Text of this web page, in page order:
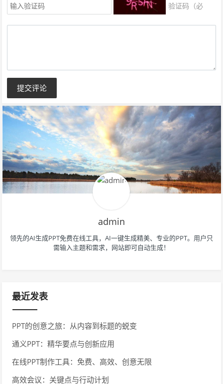
验证码（必
填）
提交评论
admin
领先的AI生成PPT免费在线工具，AI一键生成精美、专业的PPT。用户只
需输入主题和需求，网站即可自动生成！
最近发表
PPT的创意之旅：从内容到标题的蜕变
通义PPT：精华要点与创新应用
在线PPT制作工具：免费、高效、创意无限
高效会议：关键点与行动计划